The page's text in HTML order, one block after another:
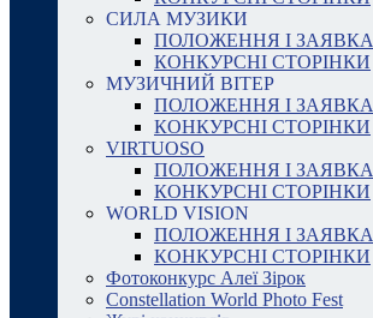
СИЛА МУЗИКИ
ПОЛОЖЕННЯ І ЗАЯВКА
КОНКУРСНІ СТОРІНКИ
МУЗИЧНИЙ ВІТЕР
ПОЛОЖЕННЯ І ЗАЯВКА
КОНКУРСНІ СТОРІНКИ
VIRTUOSO
ПОЛОЖЕННЯ І ЗАЯВКА
КОНКУРСНІ СТОРІНКИ
WORLD VISION
ПОЛОЖЕННЯ І ЗАЯВКА
КОНКУРСНІ СТОРІНКИ
Фотоконкурс Алеї Зірок
Constellation World Photo Fest